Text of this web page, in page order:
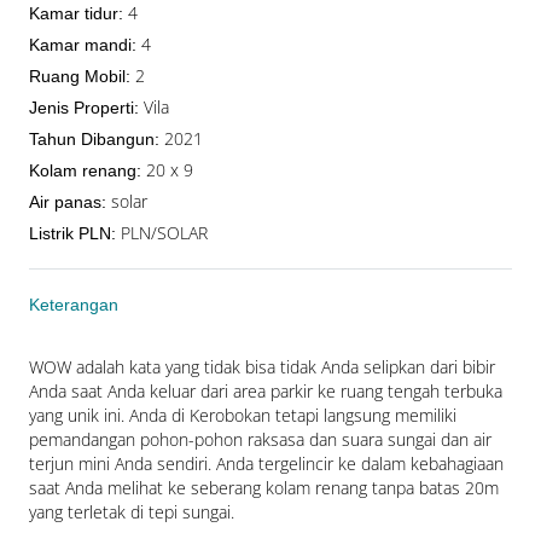
Kamar tidur: 4
Kamar mandi: 4
Ruang Mobil: 2
Jenis Properti: Vila
Tahun Dibangun: 2021
Kolam renang: 20 x 9
Air panas: solar
Listrik PLN: PLN/SOLAR
Keterangan
WOW adalah kata yang tidak bisa tidak Anda selipkan dari bibir
Anda saat Anda keluar dari area parkir ke ruang tengah terbuka
yang unik ini. Anda di Kerobokan tetapi langsung memiliki
pemandangan pohon-pohon raksasa dan suara sungai dan air
terjun mini Anda sendiri. Anda tergelincir ke dalam kebahagiaan
saat Anda melihat ke seberang kolam renang tanpa batas 20m
yang terletak di tepi sungai.